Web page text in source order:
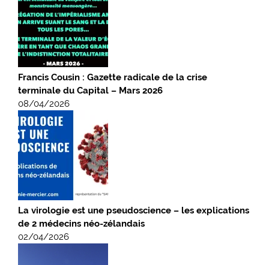
Francis Cousin : Gazette radicale de la crise
terminale du Capital – Mars 2026
08/04/2026
La virologie est une pseudoscience – les explications
de 2 médecins néo-zélandais
02/04/2026